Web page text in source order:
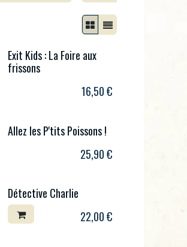
Exit Kids : La Foire aux
frissons
16,50€
Allez les P'tits Poissons !
25,90€
Détective Charlie
22,00€